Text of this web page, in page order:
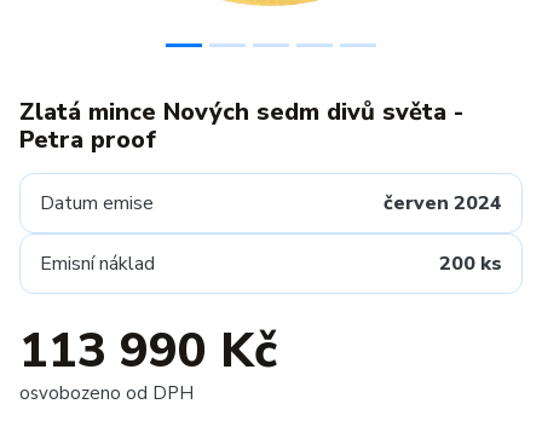
Zlatá mince Nových sedm divů světa -
Petra proof
Datum emise červen 2024
Emisní náklad 200 ks
113 990 Kč
osvobozeno od DPH